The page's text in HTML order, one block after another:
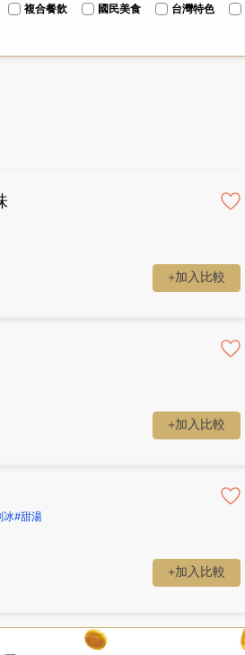
複合餐飲
國民美食 台灣特色
+加入比較
+加入比較
冰#甜湯
+加入比較